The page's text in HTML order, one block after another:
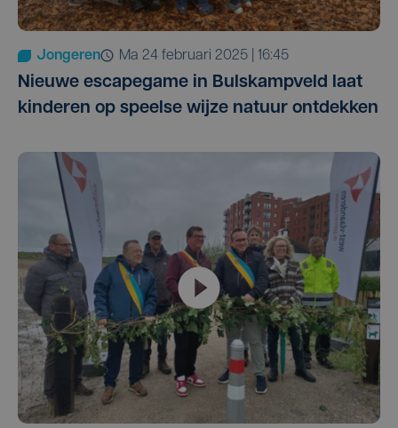
Jongeren ma 24 februari 2025 | 16:45
Nieuwe escapegame in Bulskampveld laat
kinderen op speelse wijze natuur ontdekken